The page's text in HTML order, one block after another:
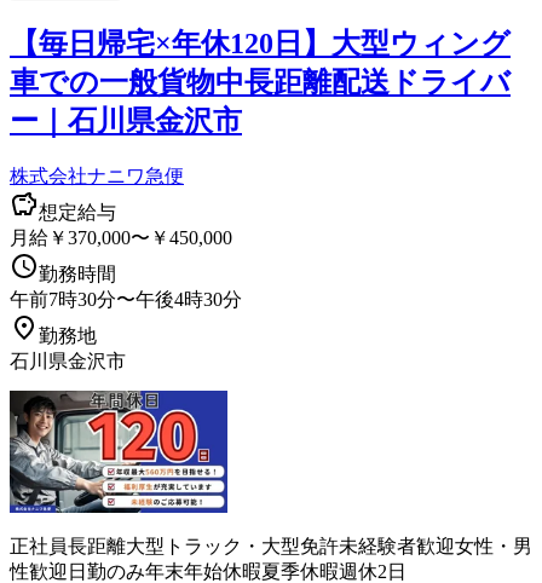
【毎日帰宅×年休120日】大型ウィング
車での一般貨物中長距離配送ドライバ
ー｜石川県金沢市
株式会社ナニワ急便
想定給与
月給￥370,000〜￥450,000
勤務時間
午前7時30分〜午後4時30分
勤務地
石川県金沢市
正社員長距離大型トラック・大型免許未経験者歓迎女性・男
性歓迎 日勤のみ年末年始休暇夏季休暇週休2日